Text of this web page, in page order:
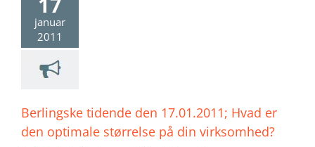
januar
2011
Berlingske tidende den 17.01.2011; Hvad er
den optimale størrelse på din virksomhed?